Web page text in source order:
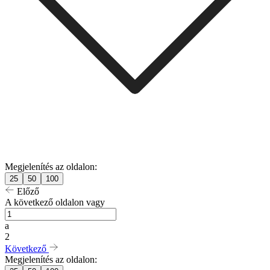
Megjelenítés az oldalon:
25 50 100
Előző
A következő oldalon vagy
a
2
Következő
Megjelenítés az oldalon: